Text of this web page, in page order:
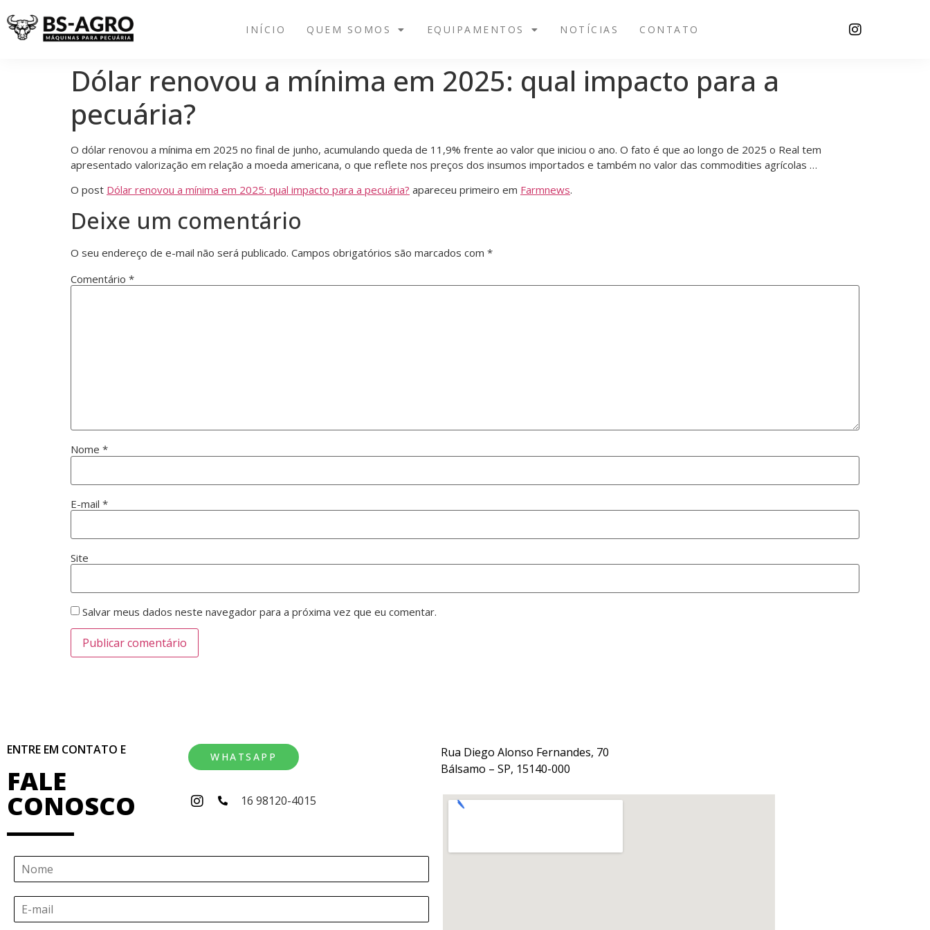
INÍCIO QUEM SOMOS EQUIPAMENTOS NOTÍCIAS CONTATO
Dólar renovou a mínima em 2025: qual impacto para a
pecuária?
O dólar renovou a mínima em 2025 no final de junho, acumulando queda de 11,9% frente ao valor que iniciou o ano. O fato é que ao longo de 2025 o Real tem
apresentado valorização em relação a moeda americana, o que reflete nos preços dos insumos importados e também no valor das commodities agrícolas …
O post Dólar renovou a mínima em 2025: qual impacto para a pecuária? apareceu primeiro em Farmnews.
Deixe um comentário
O seu endereço de e-mail não será publicado. Campos obrigatórios são marcados com *
Comentário *
Nome *
E-mail *
Site
Salvar meus dados neste navegador para a próxima vez que eu comentar.
ENTRE EM CONTATO E
FALE
CONOSCO
WHATSAPP
16 98120-4015
Rua Diego Alonso Fernandes, 70
Bálsamo – SP, 15140-000
N
E